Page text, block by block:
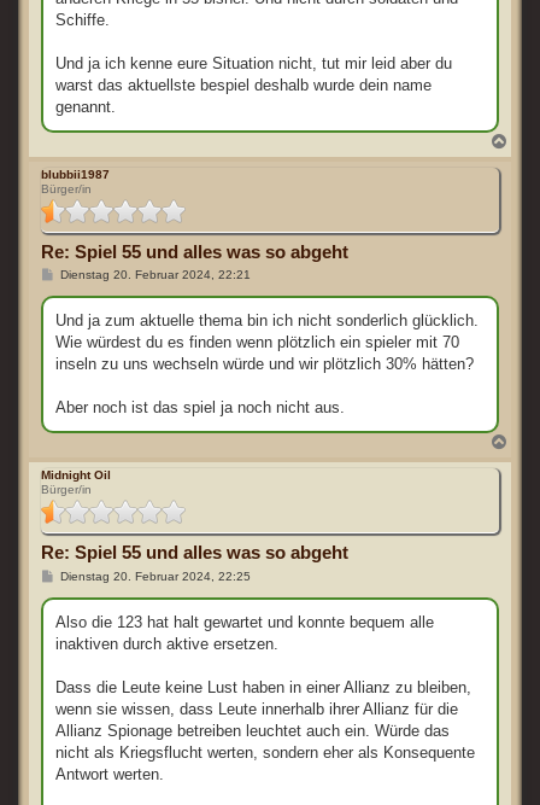
Schiffe.
Und ja ich kenne eure Situation nicht, tut mir leid aber du
warst das aktuellste bespiel deshalb wurde dein name
genannt.
a
blubbii1987
Bürger/in
Re: Spiel 55 und alles was so abgeht
B
i
t
a
g
Dienstag 20. Februar 2024, 22:21
Und ja zum aktuelle thema bin ich nicht sonderlich glücklich.
Wie würdest du es finden wenn plötzlich ein spieler mit 70
inseln zu uns wechseln würde und wir plötzlich 30% hätten?
Aber noch ist das spiel ja noch nicht aus.
Midnight Oil
Bürger/in
Re: Spiel 55 und alles was so abgeht
B
i
t
a
Dienstag 20. Februar 2024, 22:25
Also die 123 hat halt gewartet und konnte bequem alle
inaktiven durch aktive ersetzen.
Dass die Leute keine Lust haben in einer Allianz zu bleiben,
wenn sie wissen, dass Leute innerhalb ihrer Allianz für die
Allianz Spionage betreiben leuchtet auch ein. Würde das
nicht als Kriegsflucht werten, sondern eher als Konsequente
Antwort werten.